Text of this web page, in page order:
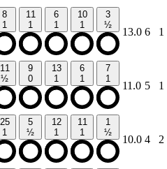
8
1
11
1
6
1
10
1
3
½
13.0 6 1
11
½
9
0
13
1
6
1
7
1
11.0 5 1
25
1
5
½
12
1
11
1
1
½
10.0 4 2